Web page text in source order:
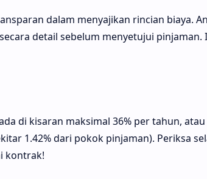
dalam menyajikan rincian biaya.
detail sebelum menyetujui
di kisaran maksimal 36% per tahun,
1.42% dari pokok pinjaman). Periksa
kontrak!